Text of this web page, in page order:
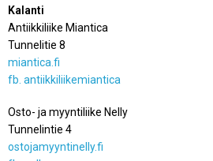
Kalanti
Antiikkiliike Miantica
Tunnelitie 8
miantica.fi
fb. antiikkiliikemiantica
Osto- ja myyntiliike Nelly
Tunnelintie 4
ostojamyyntinelly.fi